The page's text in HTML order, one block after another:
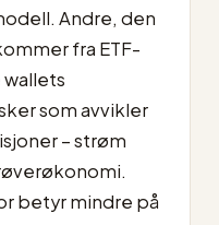
Andre, den
fra ETF-
som avvikler
– strøm
betyr mindre på